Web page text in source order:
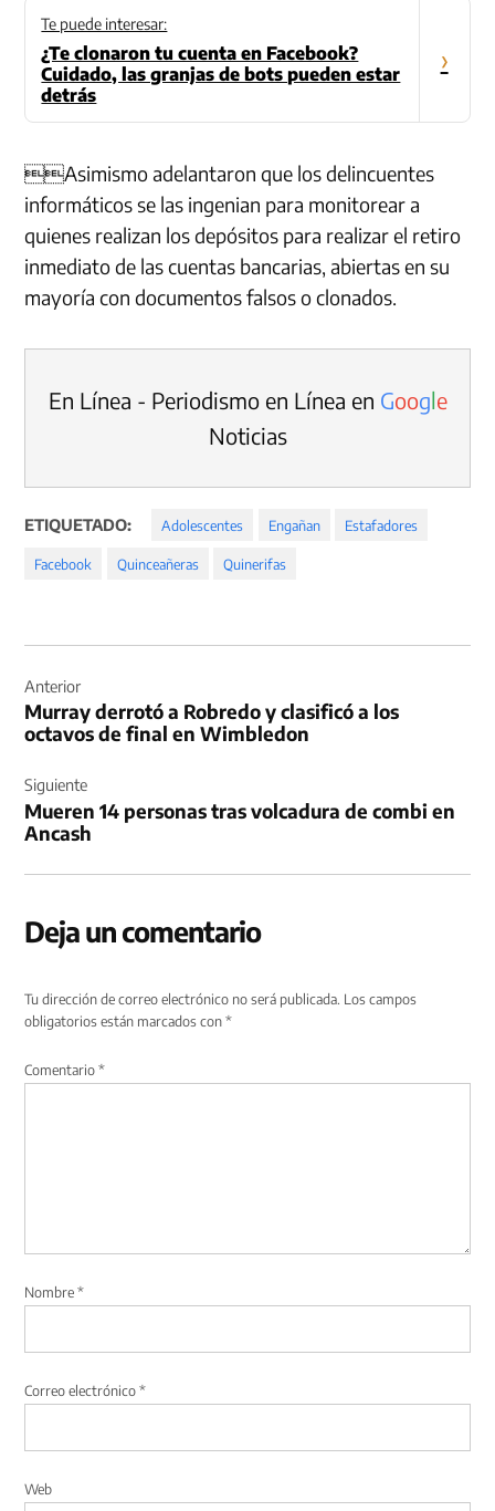
Te puede interesar:
¿Te clonaron tu cuenta en Facebook?
Cuidado, las granjas de bots pueden estar
detrás
›
Asimismo adelantaron que los delincuentes
informáticos se las ingenian para monitorear a
quienes realizan los depósitos para realizar el retiro
inmediato de las cuentas bancarias, abiertas en su
mayoría con documentos falsos o clonados.
En Línea - Periodismo en Línea en Google
Noticias
ETIQUETADO: Adolescentes Engañan Estafadores
Facebook Quinceañeras Quinerifas
de
entradas
Anterior
Murray derrotó a Robredo y clasificó a los
octavos de final en Wimbledon
Siguiente
Mueren 14 personas tras volcadura de combi en
Ancash
Deja un comentario
Tu dirección de correo electrónico no será publicada. Los campos
obligatorios están marcados con*
Comentario*
Nombre*
Correo electrónico*
Web